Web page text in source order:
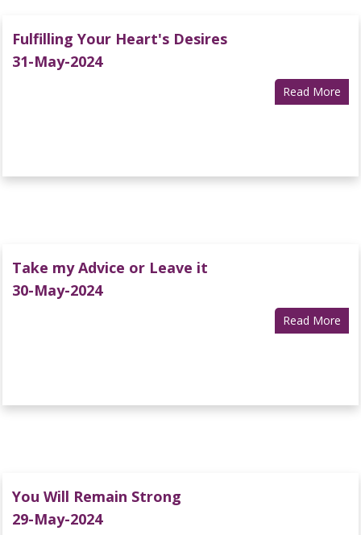
Fulfilling Your Heart's Desires
31-May-2024
Read More
Take my Advice or Leave it
30-May-2024
Read More
You Will Remain Strong
29-May-2024